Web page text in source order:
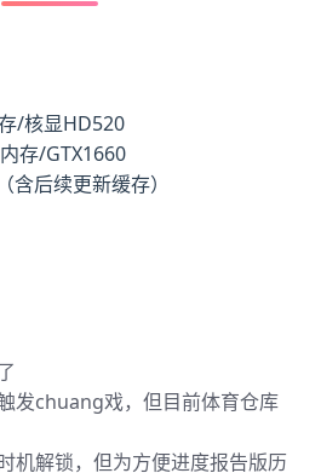
/核显HD520
存/GTX1660
含后续更新缓存）
发chuang戏，但目前体育仓库
机解锁，但为方便进度报告版历